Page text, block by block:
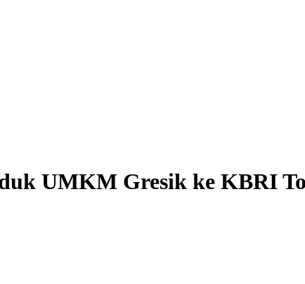
UMKM Gresik ke KBRI